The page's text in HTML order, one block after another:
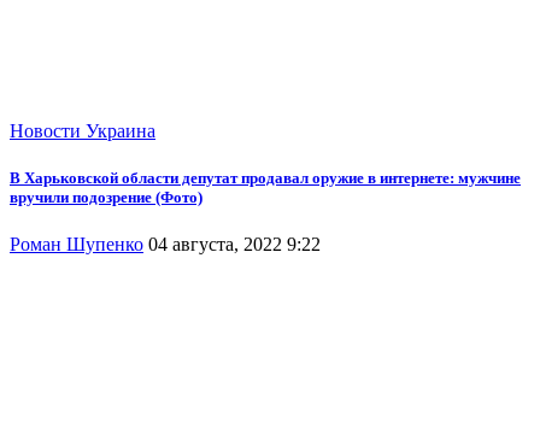
Новости Украина
В Харьковской области депутат продавал оружие в интернете: мужчине
вручили подозрение (Фото)
Роман Шупенко 04 августа, 2022 9:22